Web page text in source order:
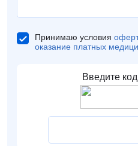
Принимаю условия
оказание платных